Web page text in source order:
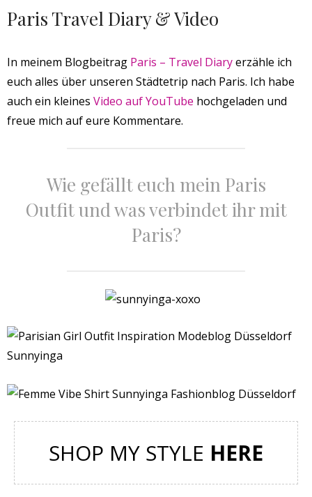
Paris Travel Diary & Video
In meinem Blogbeitrag Paris – Travel Diaryerzähle ich
euch alles über unseren Städtetrip nach Paris. Ich habe
auch ein kleines Video auf YouTube hochgeladen und
freue mich auf eure Kommentare.
Wie gefällt euch mein Paris
Outfit und was verbindet ihr mit
Paris?
SHOP MY STYLE HERE